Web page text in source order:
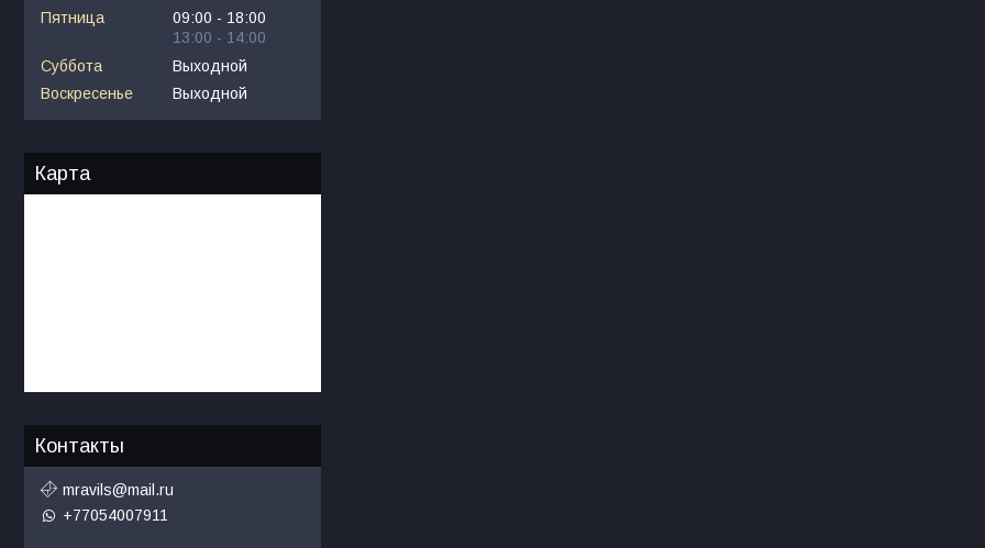
Пятница
09:00
18:00
13:00
14:00
Суббота
Выходной
Воскресенье
Выходной
Карта
Контакты
mravils@mail.ru
+77054007911